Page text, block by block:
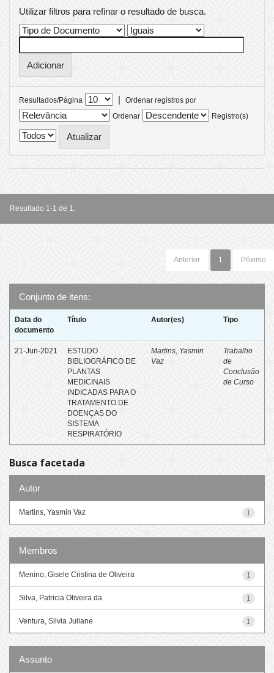
Utilizar filtros para refinar o resultado de busca.
Resultados/Página |
Ordenar registros por
Ordenar
Registro(s)
Resultado 1-1 de 1.
Anterior 1 Póximo
Conjunto de itens:
Data do
documento
Título Autor(es) Tipo
21-Jun-2021
ESTUDO
BIBLIOGRÁFICO DE
PLANTAS
MEDICINAIS
INDICADAS PARA O
TRATAMENTO DE
DOENÇAS DO
SISTEMA
RESPIRATÓRIO
Martins, Yasmin
Vaz
Trabalho
de
Conclusão
de Curso
Busca facetada
Autor
1
Martins, Yasmin Vaz
Membros
1
Menino, Gisele Cristina de Oliveira
1
Silva, Patricia Oliveira da
1
Ventura, Silvia Juliane
Assunto